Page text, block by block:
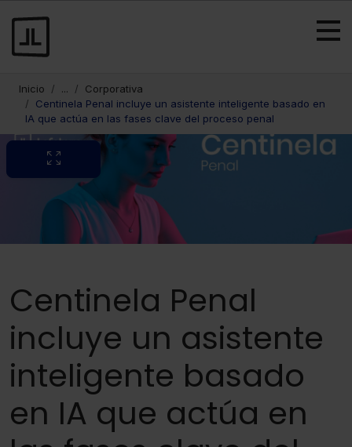
Inicio ...
Corporativa
Centinela Penal incluye un asistente inteligente basado en
IA que actúa en las fases clave del proceso penal
Centinela Penal
incluye un asistente
inteligente basado
en IA que actúa en